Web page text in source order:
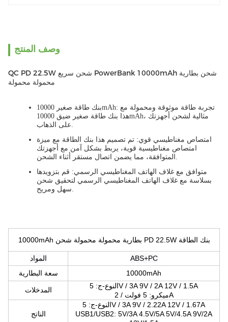
وصف المنتج
QC PD 22.5W شحن سريع PowerBank 10000mAh شحن بطارية
محمولة محمولة
بنك طاقة صغير 10000mAh: تجربة طاقة موثوقة ومحمولة مع
هذا بنك طاقة صغير ضيق 10000mAh، مثالية لشحن أجهزتك
على الذهاب.
امتصاص مغناطيسي قوي: تم تصميم هذا بنك الطاقة مع ميزة
امتصاص مغناطيسية قوية، يربط بشكل آمن مع أجهزتك
المتوافقة، مما يضمن اتصال مستقر أثناء الشحن.
متوافق مع غلاف الهاتف المغناطيسي الرسمي: قم بتزويدها
بسلاسة مع غلاف الهاتف المغناطيسي الرسمي لتحقيق شحن
سهل ومريح.
10000mAh بطارية محمولة محمولة شحن PD 22.5W بنك الطاقة
المواد
ABS+PC
سعة البطارية
10000mAh
المدخلات
النوع-ج: 5V / 3A 9V / 2A 12V / 1.5A
ميكرو: 5 فولت / 2A
الناتج
النوع-ج: 5V / 3A 9V / 2.22A 12V / 1.67A
USB1/USB2: 5V/3A 4.5V/5A 5V/4.5A 9V/2A